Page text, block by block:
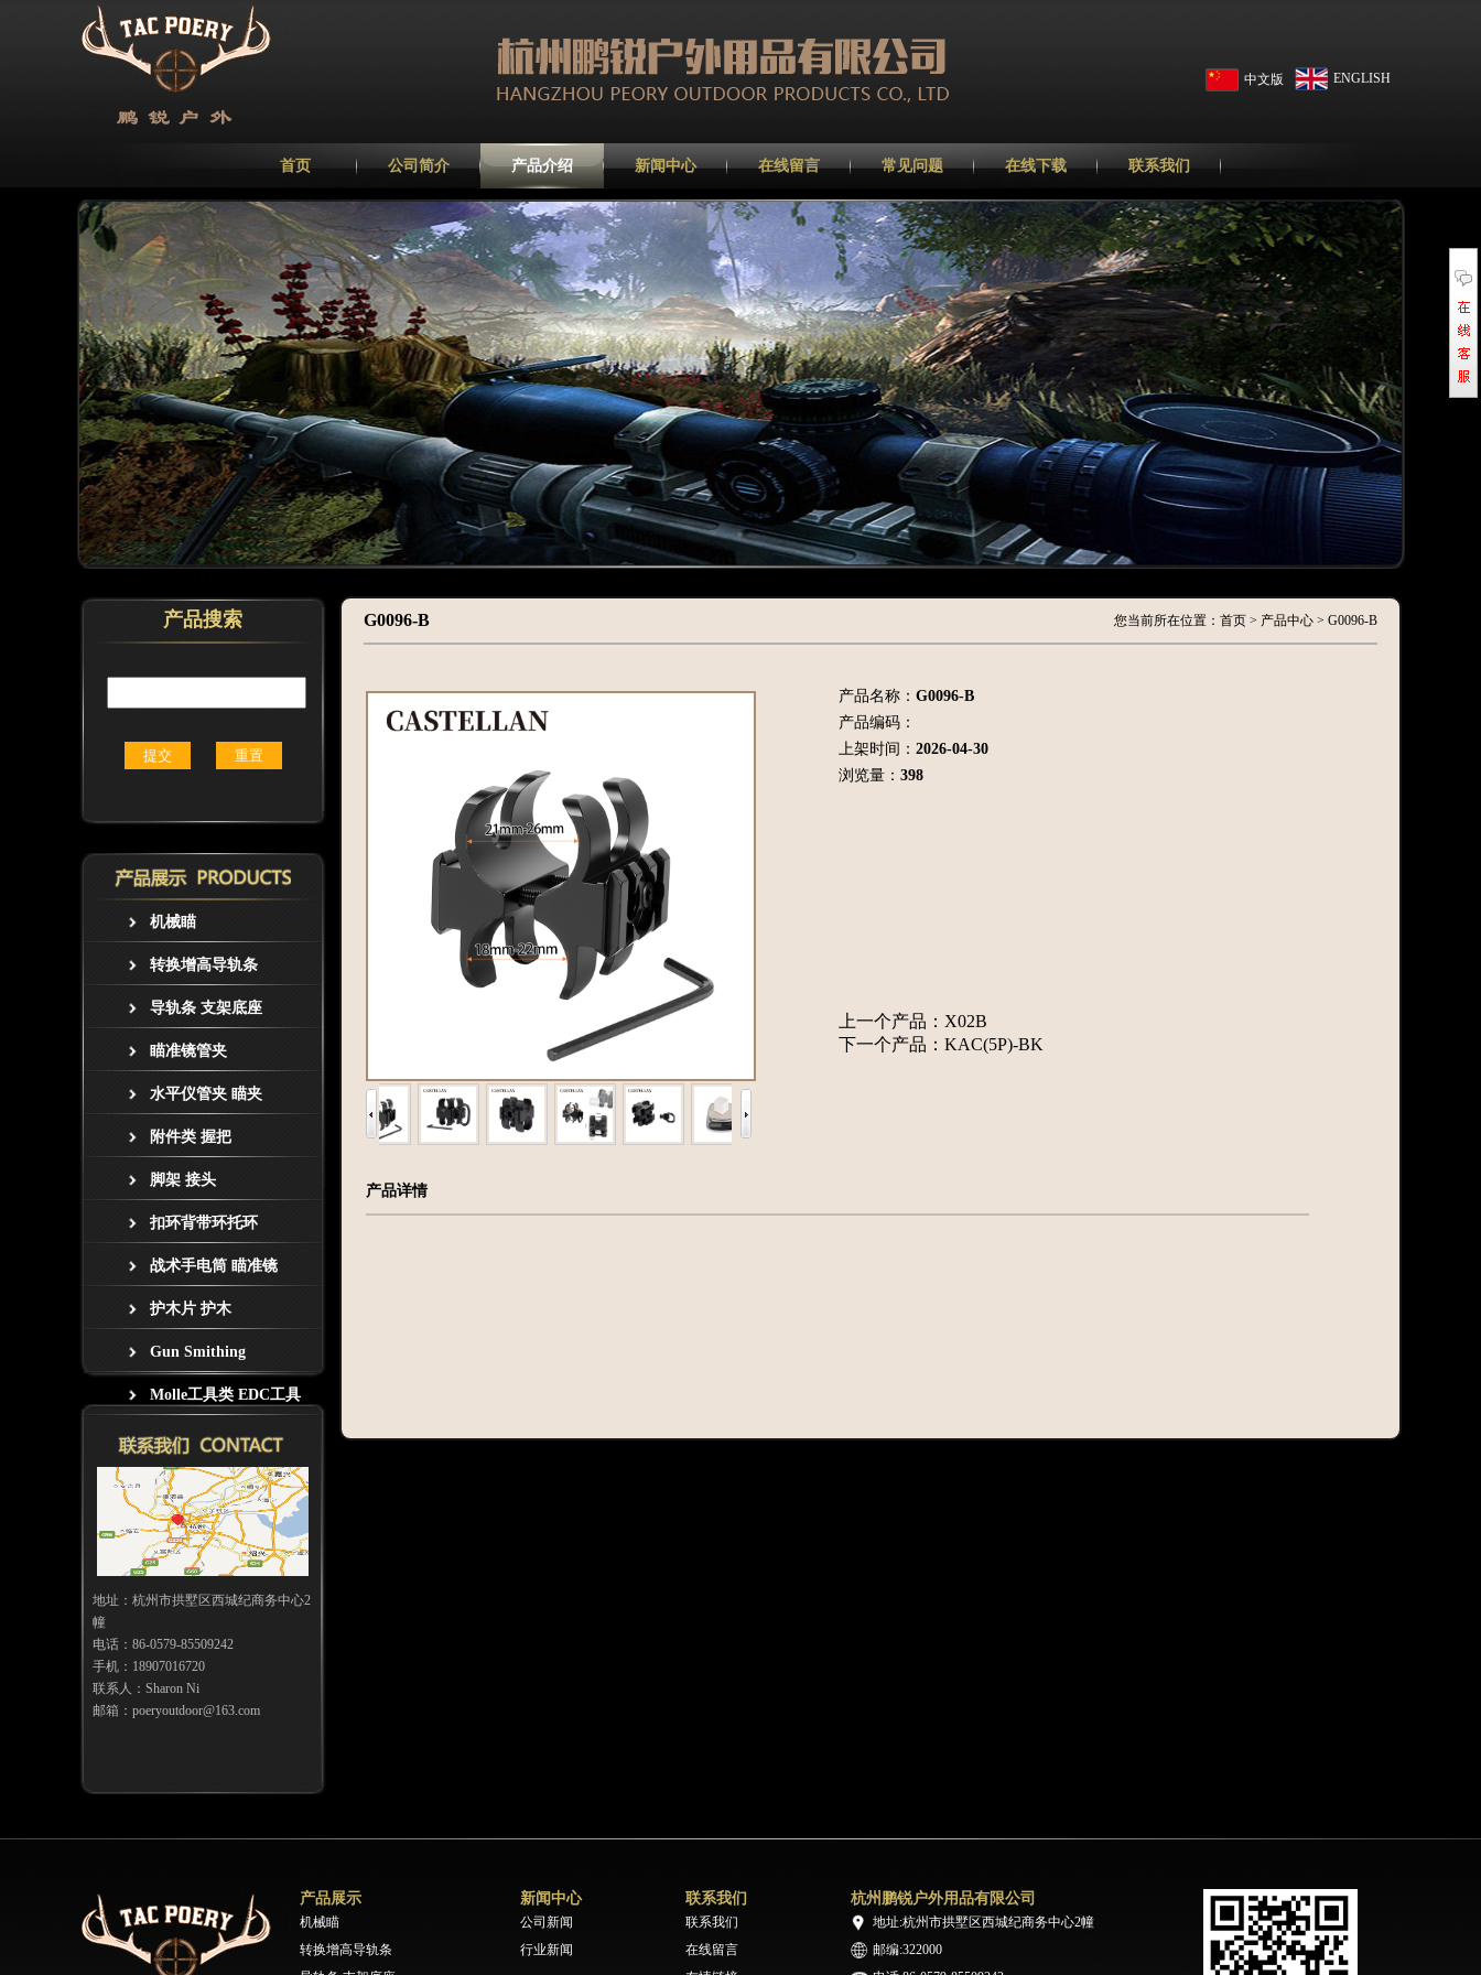
中文版 ENGLISH
首页 公司简介 产品介绍 新闻中心 在线留言 常见问题 在线下载 联系我们
产品搜索
机械瞄
转换增高导轨条
导轨条 支架底座
瞄准镜管夹
水平仪管夹 瞄夹
附件类 握把
脚架 接头
扣环背带环托环
战术手电筒 瞄准镜
护木片 护木
Gun Smithing
Molle工具类 EDC工具
地址：杭州市拱墅区西城纪商务中心2
幢
电话：86-0579-85509242
手机：18907016720
联系人：Sharon Ni
邮箱：poeryoutdoor@163.com
G0096-B 您当前所在位置：首页 > 产品中心 > G0096-B
产品名称： G0096-B
产品编码：
上架时间： 2026-04-30
浏览量： 398
上一个产品： X02B
下一个产品： KAC(5P)-BK
产品详情
产品展示
机械瞄
转换增高导轨条
新闻中心
公司新闻
行业新闻
联系我们
联系我们
在线留言
杭州鹏锐户外用品有限公司
地址:杭州市拱墅区西城纪商务中心2幢
邮编:322000